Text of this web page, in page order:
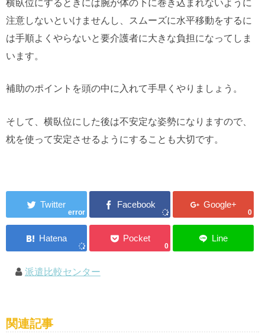
横臥位にするときには腕が体の下に巻き込まれないように
注意しないといけませんし、スムーズに水平移動をするに
は手順よくやらないと要介護者に大きな負担になってしま
います。
補助のポイントを頭の中に入れて手早くやりましょう。
そして、横臥位にした後は不安定な姿勢になりますので、
枕を使って安定させるようにすることも大切です。
error 0
0
派遣比較センター
関連記事